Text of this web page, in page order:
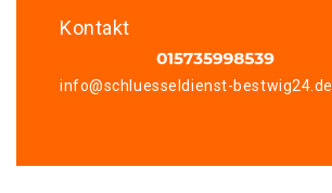
Kontakt
info@schluesseldienst-bestwig24.de